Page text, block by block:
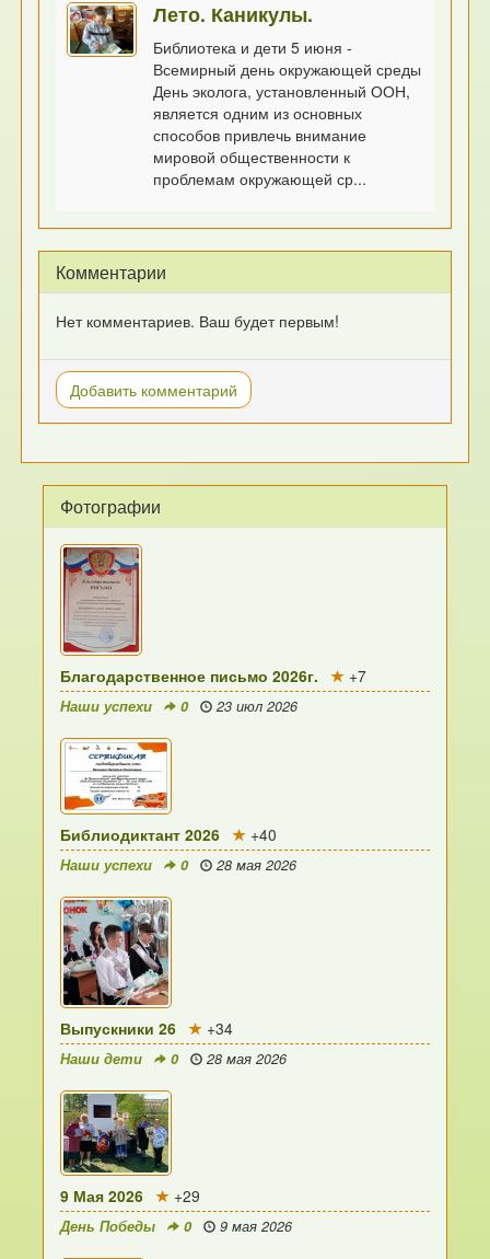
Лето. Каникулы.
Библиотека и дети 5 июня -
Всемирный день окружающей среды
День эколога, установленный ООН,
является одним из основных
способов привлечь внимание
мировой общественности к
проблемам окружающей ср...
Комментарии
Нет комментариев. Ваш будет первым!
Добавить комментарий
Фотографии
Благодарственное письмо 2026г. +7
Наши успехи 0 23 июл 2026
Библиодиктант 2026 +40
Наши успехи 0 28 мая 2026
Выпускники 26 +34
Наши дети 0 28 мая 2026
9 Мая 2026 +29
День Победы 0 9 мая 2026